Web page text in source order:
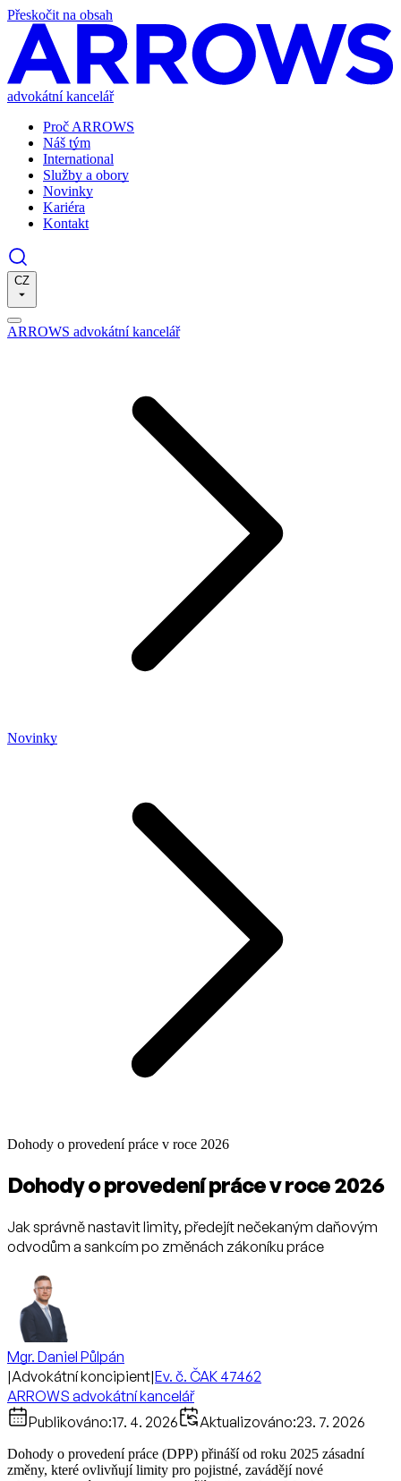
Přeskočit na obsah
advokátní kancelář
Proč ARROWS
Náš tým
International
Služby a obory
Novinky
Kariéra
Kontakt
CZ
ARROWS advokátní kancelář
Novinky
Dohody o provedení práce v roce 2026
Dohody o provedení práce v roce 2026
Jak správně nastavit limity, předejít nečekaným daňovým
odvodům a sankcím po změnách zákoníku práce
Mgr. Daniel Půlpán
|Advokátní koncipient|Ev. č. ČAK 47462
ARROWS advokátní kancelář
Publikováno:17. 4. 2026 Aktualizováno:23. 7. 2026
Dohody o provedení práce (DPP) přináší od roku 2025 zásadní
změny, které ovlivňují limity pro pojistné, zavádějí nové